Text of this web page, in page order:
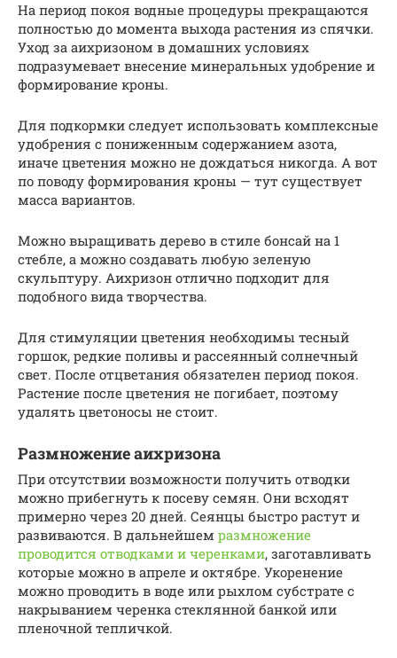
На период покоя водные процедуры прекращаются
полностью до момента выхода растения из спячки.
Уход за аихризоном в домашних условиях
подразумевает внесение минеральных удобрение и
формирование кроны.
Для подкормки следует использовать комплексные
удобрения с пониженным содержанием азота,
иначе цветения можно не дождаться никогда. А вот
по поводу формирования кроны — тут существует
масса вариантов.
Можно выращивать дерево в стиле бонсай на 1
стебле, а можно создавать любую зеленую
скульптуру. Аихризон отлично подходит для
подобного вида творчества.
Для стимуляции цветения необходимы тесный
горшок, редкие поливы и рассеянный солнечный
свет. После отцветания обязателен период покоя.
Растение после цветения не погибает, поэтому
удалять цветоносы не стоит.
Размножение аихризона
При отсутствии возможности получить отводки
можно прибегнуть к посеву семян. Они всходят
примерно через 20 дней. Сеянцы быстро растут и
развиваются. В дальнейшем размножение
проводится отводками и черенками, заготавливать
которые можно в апреле и октябре. Укоренение
можно проводить в воде или рыхлом субстрате с
накрыванием черенка стеклянной банкой или
пленочной тепличкой.